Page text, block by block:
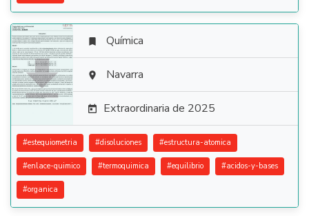

 Química
 Navarra
 Extraordinaria de 2025
#estequiometria #disoluciones #estructura-atomica
#enlace-quimico #termoquimica #equilibrio #acidos-y-bases
#organica